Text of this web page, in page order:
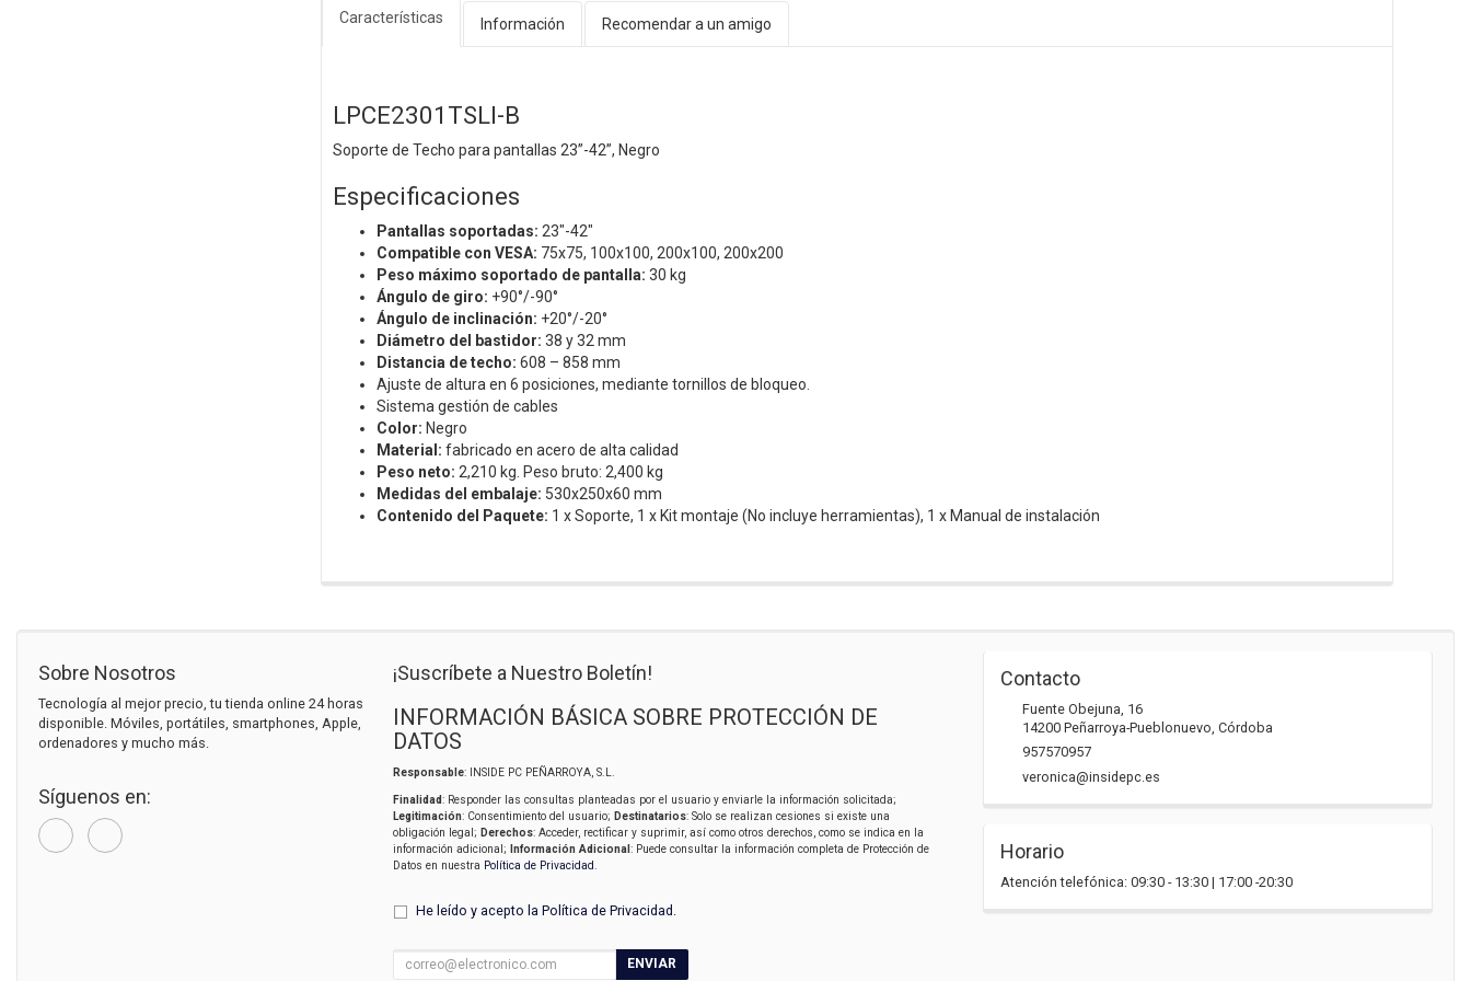
Características Información Recomendar a un amigo
LPCE2301TSLI-B
Soporte de Techo para pantallas 23”-42”, Negro
Especificaciones
Pantallas soportadas: 23"-42"
Compatible con VESA: 75x75, 100x100, 200x100, 200x200
Peso máximo soportado de pantalla: 30 kg
Ángulo de giro: +90°/-90°
Ángulo de inclinación: +20°/-20°
Diámetro del bastidor: 38 y 32 mm
Distancia de techo: 608 – 858 mm
Ajuste de altura en 6 posiciones, mediante tornillos de bloqueo.
Sistema gestión de cables
Color: Negro
Material: fabricado en acero de alta calidad
Peso neto: 2,210 kg. Peso bruto: 2,400 kg
Medidas del embalaje: 530x250x60 mm
Contenido del Paquete: 1 x Soporte, 1 x Kit montaje (No incluye herramientas), 1 x Manual de instalación
Sobre Nosotros
Tecnología al mejor precio, tu tienda online 24 horas
disponible. Móviles, portátiles, smartphones, Apple,
ordenadores y mucho más.
Síguenos en:
¡Suscríbete a Nuestro Boletín!
INFORMACIÓN BÁSICA SOBRE PROTECCIÓN DE
DATOS
Responsable: INSIDE PC PEÑARROYA, S.L.
Finalidad: Responder las consultas planteadas por el usuario y enviarle la información solicitada;
Legitimación: Consentimiento del usuario; Destinatarios: Solo se realizan cesiones si existe una
obligación legal; Derechos: Acceder, rectificar y suprimir, así como otros derechos, como se indica en la
información adicional;
Información Adicional : Puede consultar la información completa de Protección de
Datos en nuestra Política de Privacidad.
He leído y acepto la Política de Privacidad .
ENVIAR
Contacto
Fuente Obejuna, 16
14200 Peñarroya-Pueblonuevo, Córdoba
957570957
veronica@insidepc.es
Horario
Atención telefónica: 09:30 - 13:30 | 17:00 -20:30